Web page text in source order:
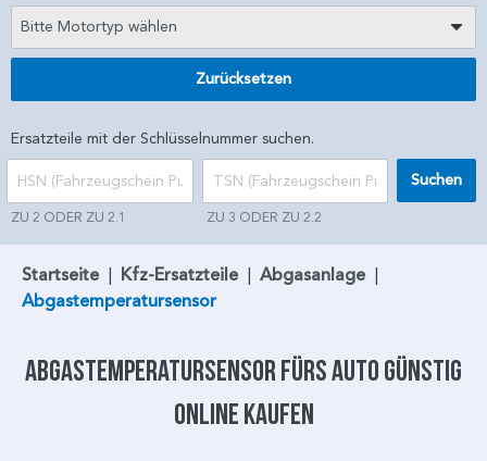
Bitte Motortyp wählen
Zurücksetzen
Ersatzteile mit der Schlüsselnummer suchen.
ZU 2 ODER ZU 2.1 ZU 3 ODER ZU 2.2
Suchen
Startseite | Kfz-Ersatzteile | Abgasanlage |
Abgastemperatursensor
Abgastemperatursensor fürs Auto günstig
online kaufen